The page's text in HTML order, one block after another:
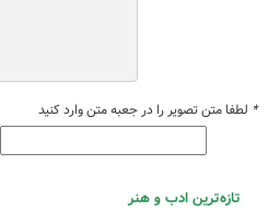
* لطفا متن تصویر را در جعبه متن وارد کنید
تازه‌ترین ادب و هنر